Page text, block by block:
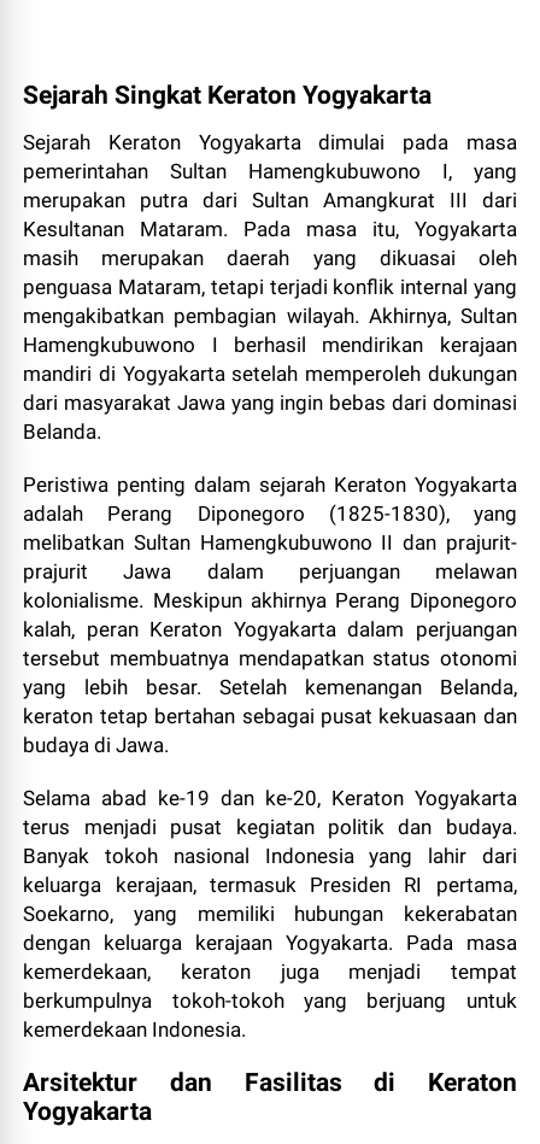
Sejarah Singkat Keraton Yogyakarta
Sejarah Keraton Yogyakarta dimulai pada masa
pemerintahan Sultan Hamengkubuwono I, yang
merupakan putra dari Sultan Amangkurat III dari
Kesultanan Mataram. Pada masa itu, Yogyakarta
masih merupakan daerah yang dikuasai oleh
penguasa Mataram, tetapi terjadi konflik internal yang
mengakibatkan pembagian wilayah. Akhirnya, Sultan
Hamengkubuwono I berhasil mendirikan kerajaan
mandiri di Yogyakarta setelah memperoleh dukungan
dari masyarakat Jawa yang ingin bebas dari dominasi
Belanda.
Peristiwa penting dalam sejarah Keraton Yogyakarta
adalah Perang Diponegoro (1825-1830), yang
melibatkan Sultan Hamengkubuwono II dan prajurit-
prajurit Jawa dalam perjuangan melawan
kolonialisme. Meskipun akhirnya Perang Diponegoro
kalah, peran Keraton Yogyakarta dalam perjuangan
tersebut membuatnya mendapatkan status otonomi
yang lebih besar. Setelah kemenangan Belanda,
keraton tetap bertahan sebagai pusat kekuasaan dan
budaya di Jawa.
Selama abad ke-19 dan ke-20, Keraton Yogyakarta
terus menjadi pusat kegiatan politik dan budaya.
Banyak tokoh nasional Indonesia yang lahir dari
keluarga kerajaan, termasuk Presiden RI pertama,
Soekarno, yang memiliki hubungan kekerabatan
dengan keluarga kerajaan Yogyakarta. Pada masa
kemerdekaan, keraton juga menjadi tempat
berkumpulnya tokoh-tokoh yang berjuang untuk
kemerdekaan Indonesia.
Arsitektur dan Fasilitas di Keraton
Yogyakarta